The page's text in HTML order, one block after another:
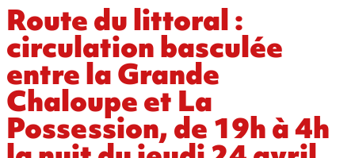
Route du littoral :
circulation basculée
entre la Grande
Chaloupe et La
Possession, de 19h à 4h